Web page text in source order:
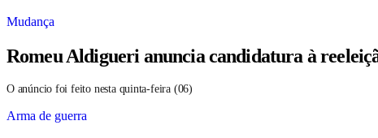
Mudança
Romeu Aldigueri anuncia candidatura à
O anúncio foi feito nesta quinta-feira (06)
Arma de guerra